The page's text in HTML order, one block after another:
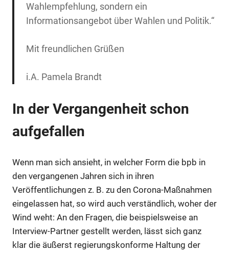
Wahlempfehlung, sondern ein
Informationsangebot über Wahlen und Politik.“
Mit freundlichen Grüßen
i.A. Pamela Brandt
In der Vergangenheit schon
aufgefallen
Wenn man sich ansieht, in welcher Form die bpb in
den vergangenen Jahren sich in ihren
Veröffentlichungen z. B. zu den Corona-Maßnahmen
eingelassen hat, so wird auch verständlich, woher der
Wind weht: An den Fragen, die beispielsweise an
Interview-Partner gestellt werden, lässt sich ganz
klar die äußerst regierungskonforme Haltung der